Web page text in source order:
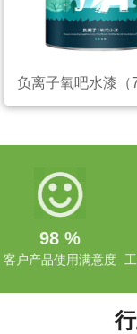
负离子氧吧水漆（
98 %
客户产品使用满意度